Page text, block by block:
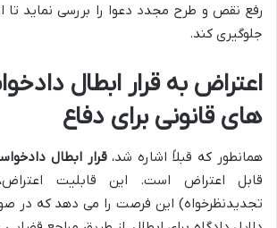
رفع نقص و طرح مجدد دعوا را بررسی نماید
جلوگیری کند.
اعتراض به قرار ابطال
های قانونی برای دفاع
همانطور که قبلاً اشاره شد،قرار ابطال
قابل اعتراض است. این قابلیت
تجدیدنظرخواه) این فرصت را می دهد که در